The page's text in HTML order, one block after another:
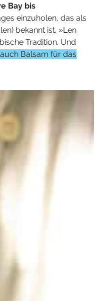
Bay bis
einzuholen, das als
bekannt ist. »Len
Tradition. Und
auch Balsam für das